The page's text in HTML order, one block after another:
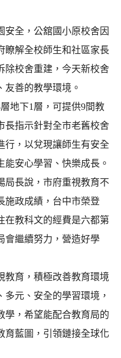
安全，公舘國小原校舍因
瞭解全校師生和社區家長
除校舍重建，今天新校舍
友善的教學環境。
地下1層，可提供9間教
長指示針對全市老舊校舍
行，以兌現讓師生有安全
安心學習、快樂成長。
局長說，市府重視教育不
施政成績，台中市榮登
在教科文的經費是六都第
會繼續努力，營造好學
教育，積極改善教育環境
元、安全的學習環境，
學，希望能配合教育局的
育藍圖，引領鏈接全球化